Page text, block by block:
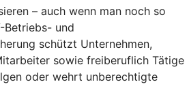
– auch wenn man noch so
Betriebs- und
schützt Unternehmen,
sowie freiberuflich Tätige
oder wehrt unberechtigte